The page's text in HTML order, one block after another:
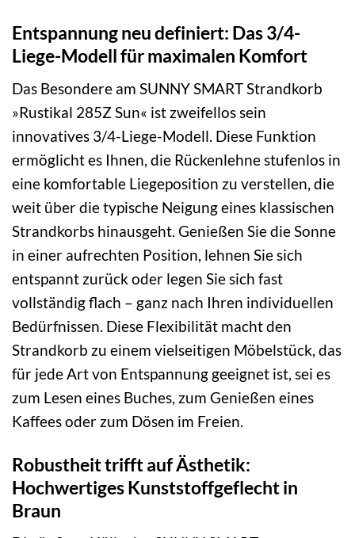
Entspannung neu definiert: Das 3/4-
Liege-Modell für maximalen Komfort
Das Besondere am SUNNY SMART Strandkorb
»Rustikal 285Z Sun« ist zweifellos sein
innovatives 3/4-Liege-Modell. Diese Funktion
ermöglicht es Ihnen, die Rückenlehne stufenlos in
eine komfortable Liegeposition zu verstellen, die
weit über die typische Neigung eines klassischen
Strandkorbs hinausgeht. Genießen Sie die Sonne
in einer aufrechten Position, lehnen Sie sich
entspannt zurück oder legen Sie sich fast
vollständig flach – ganz nach Ihren individuellen
Bedürfnissen. Diese Flexibilität macht den
Strandkorb zu einem vielseitigen Möbelstück, das
für jede Art von Entspannung geeignet ist, sei es
zum Lesen eines Buches, zum Genießen eines
Kaffees oder zum Dösen im Freien.
Robustheit trifft auf Ästhetik:
Hochwertiges Kunststoffgeflecht in
Braun